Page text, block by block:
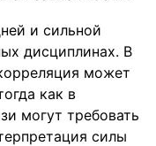
и сильной
дисциплинах. В
может
как в
могут требовать
силы